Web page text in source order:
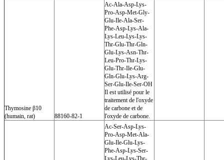
Thymosine β10
(humain, rat)
88160-82-1
Ac-Ala-Asp-Lys-
Pro-Asp-Met-Gly-
Glu-Ile-Ala-Ser-
Phe-Asp-Lys-Ala-
Lys-Leu-Lys-Lys-
Thr-Glu-Thr-Gln-
Glu-Lys-Asn-Thr-
Leu-Pro-Thr-Lys-
Glu-Thr-Ile-Glu-
Gln-Glu-Lys-Arg-
Ser-Glu-Ile-Ser-OH
Il est utilisé pour le
traitement de l'oxyde
de carbone et de
l'oxyde de carbone.
Ac-Ser-Asp-Lys-
Pro-Asp-Met-Ala-
Glu-Ile-Glu-Lys-
Phe-Asp-Lys-Ser-
Lys-Leu-Lys-Thr-